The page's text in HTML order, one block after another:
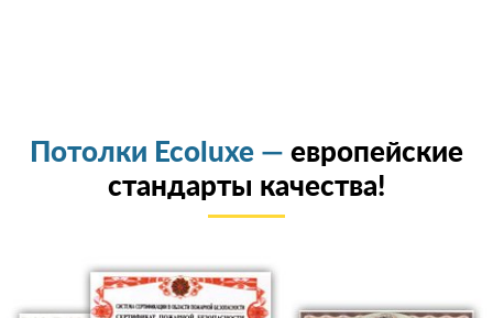
Потолки Ecoluxe — европейские
стандарты качества!